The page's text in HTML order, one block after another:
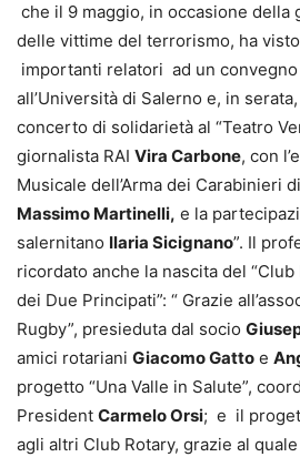
che il 9 maggio, in occasione della
delle vittime del terrorismo, ha
importanti relatori ad un
all’Università di Salerno e, in
concerto di solidarietà al “Teatro
giornalista RAI Vira Carbone, con
Musicale dell’Arma dei Carabinieri
Massimo Martinelli, e la
salernitano Ilaria Sicignano”. Il
ricordato anche la nascita del
dei Due Principati”: “ Grazie
Rugby”, presieduta dal socio
amici rotariani Giacomo Gatto e
progetto “Una Valle in Salute”,
President Carmelo Orsi; e il
agli altri Club Rotary, grazie al